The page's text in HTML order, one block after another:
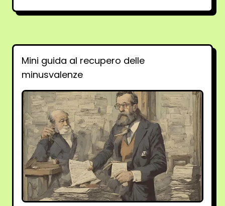
Mini guida al recupero delle
minusvalenze